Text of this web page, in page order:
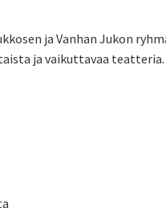
ja Vanhan Jukon
ja vaikuttavaa teatteria.